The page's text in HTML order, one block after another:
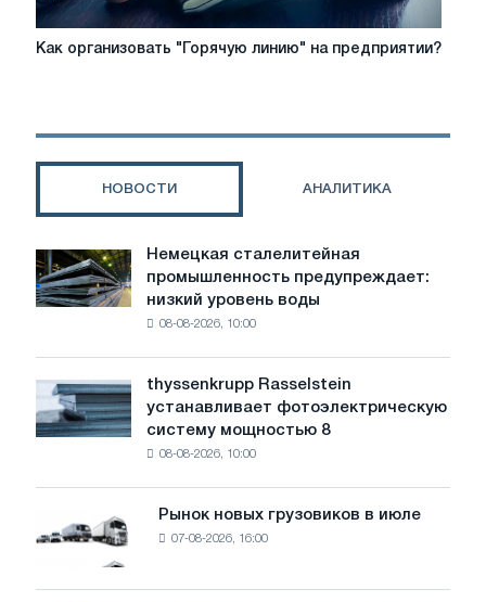
Как
на
Как организовать "Горячую линию" на предприятии?
НОВОСТИ АНАЛИТИКА
Немецкая
сталелитейная
промышленность
предупреждает:
воды
угрожает
Немецкая сталелитейная
промышленность предупреждает:
низкий уровень воды
08-08-2026, 10:00
thyssenkrupp
Rasselstein
устанавливает
фотоэлектрическую
thyssenkrupp Rasselstein
устанавливает фотоэлектрическую
систему мощностью 8
08-08-2026, 10:00
Рынок
новых
грузовиков
в
Рынок новых грузовиков в июле
07-08-2026, 16:00